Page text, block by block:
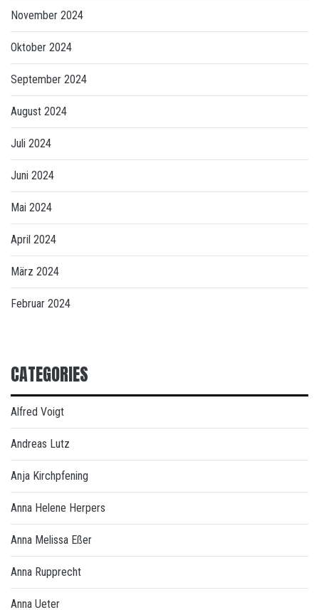
November 2024
Oktober 2024
September 2024
August 2024
Juli 2024
Juni 2024
Mai 2024
April 2024
März 2024
Februar 2024
CATEGORIES
Alfred Voigt
Andreas Lutz
Anja Kirchpfening
Anna Helene Herpers
Anna Melissa Eßer
Anna Rupprecht
Anna Ueter